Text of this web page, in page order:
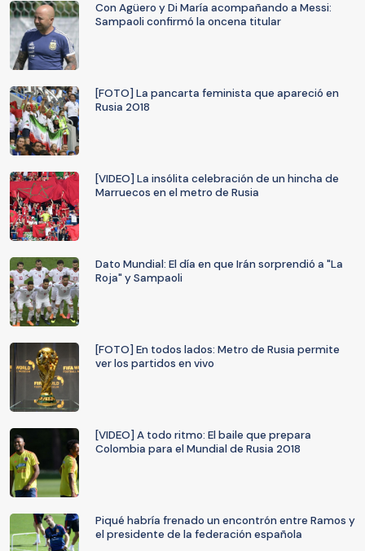
Con Agüero y Di María acompañando a Messi:
Sampaoli confirmó la oncena titular
[FOTO] La pancarta feminista que apareció en
Rusia 2018
[VIDEO] La insólita celebración de un hincha de
Marruecos en el metro de Rusia
Dato Mundial: El día en que Irán sorprendió a "La
Roja" y Sampaoli
[FOTO] En todos lados: Metro de Rusia permite
ver los partidos en vivo
[VIDEO] A todo ritmo: El baile que prepara
Colombia para el Mundial de Rusia 2018
Piqué habría frenado un encontrón entre Ramos y
el presidente de la federación española